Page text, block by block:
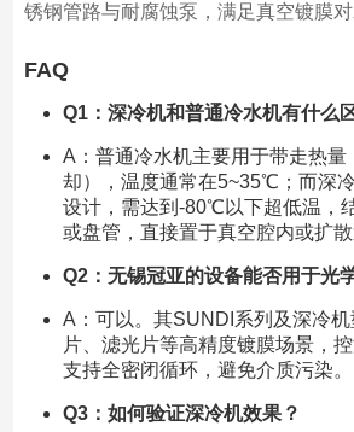
锈钢管路与耐腐蚀泵，满足真空镀膜对
FAQ
Q1：深冷机和普通冷水机有什么
A：普通冷水机主要用于带走热量
却），温度通常在5~35℃；而深
设计，需达到-80℃以下超低温，
或盘管，直接置于真空腔内或扩散
Q2：无锡冠亚的设备能否用于光
A：可以。其SUNDI系列及深冷
片、滤光片等高精度镀膜场景，
支持全密闭循环，避免介质污染。
Q3：如何验证深冷机效果？